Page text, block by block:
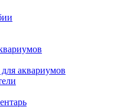
аквариумов